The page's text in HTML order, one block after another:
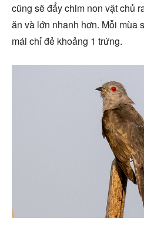
cũng sẽ đẩy chim non vật chủ
ăn và lớn nhanh hơn. Mỗi mùa
mái chỉ đẻ khoảng 1 trứng.